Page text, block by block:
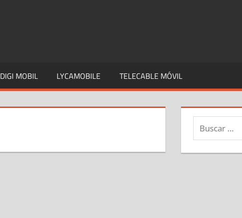
DIGI MOBIL LYCAMOBILE TELECABLE MÓVIL
Buscar: